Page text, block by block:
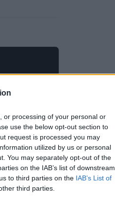
or processing of your personal or
use the below opt-out section to
request is processed you may
utilized by us or personal
You may separately opt-out of the
on the IAB’s list of downstream
to third parties on the IAB’s List of
third parties.
plus belles
plus de